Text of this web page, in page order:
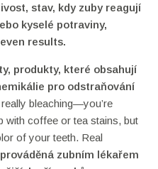
, stav, kdy zuby reagují
kyselé potraviny,
results.
, produkty, které obsahují
pro odstraňování
really bleaching—you’re
with coffee or tea stains, but
of your teeth. Real
zubním lékařem